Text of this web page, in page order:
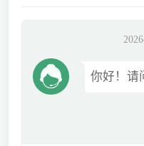
你好！请